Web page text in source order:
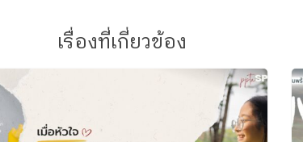
เรื่องที่เกี่ยวข้อง